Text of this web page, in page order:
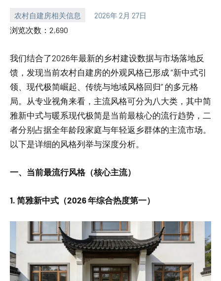
农村自建房相关信息 2026年 2月 27日
yacool
浏览次数：2,690
我们结合了2026年最新的乡村建设数据与市场落地反
馈，发现当前农村自建房的外观风格已形成 “新中式引
领、现代极简崛起、传统与地域风格回归” 的多元格
局。从专业视角来看，主流风格可分为八大类，其中简
雅新中式与暖系现代极简是当前最核心的流行趋势，二
者分别占据全年龄段家庭与年轻返乡群体的主流市场。
以下是详细的风格列举与深度分析。
一、当前最流行风格（核心主流）
1. 简雅新中式（2026 年综合热度第一）